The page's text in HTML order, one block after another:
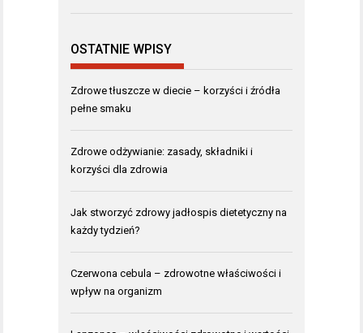
OSTATNIE WPISY
Zdrowe tłuszcze w diecie – korzyści i źródła
pełne smaku
Zdrowe odżywianie: zasady, składniki i
korzyści dla zdrowia
Jak stworzyć zdrowy jadłospis dietetyczny na
każdy tydzień?
Czerwona cebula – zdrowotne właściwości i
wpływ na organizm